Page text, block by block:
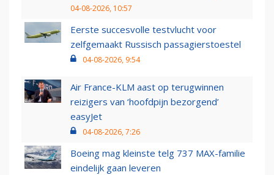
04-08-2026, 10:57
Eerste succesvolle testvlucht voor
zelfgemaakt Russisch passagierstoestel
04-08-2026, 9:54
Air France-KLM aast op terugwinnen
reizigers van ‘hoofdpijn bezorgend’
easyJet
04-08-2026, 7:26
Boeing mag kleinste telg 737 MAX-familie
eindelijk gaan leveren